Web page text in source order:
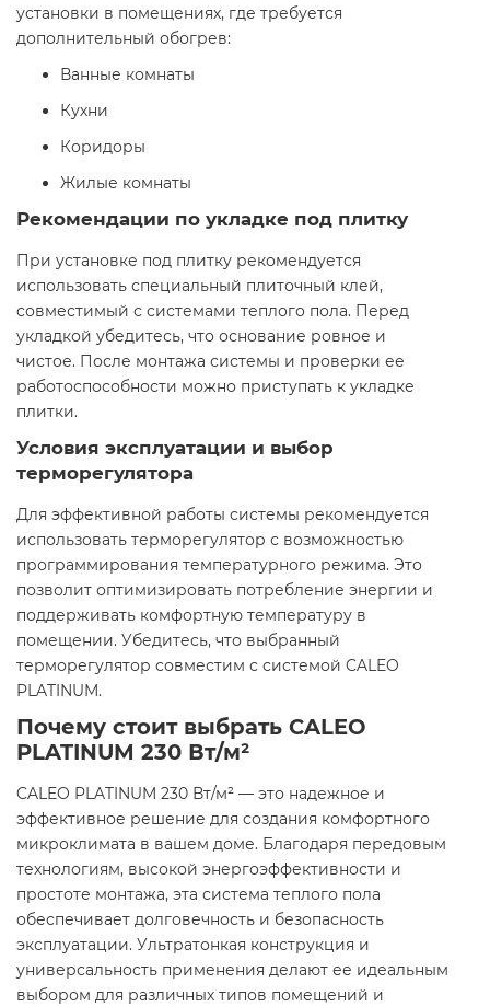
установки в помещениях, где требуется
дополнительный обогрев:​
Ванные комнаты
Кухни
Коридоры
Жилые комнаты​
Рекомендации по укладке под плитку
При установке под плитку рекомендуется
использовать специальный плиточный клей,
совместимый с системами теплого пола. Перед
укладкой убедитесь, что основание ровное и
чистое. После монтажа системы и проверки ее
работоспособности можно приступать к укладке
плитки.​
Условия эксплуатации и выбор
терморегулятора
Для эффективной работы системы рекомендуется
использовать терморегулятор с возможностью
программирования температурного режима. Это
позволит оптимизировать потребление энергии и
поддерживать комфортную температуру в
помещении. Убедитесь, что выбранный
терморегулятор совместим с системой CALEO
PLATINUM.​
Почему стоит выбрать CALEO
PLATINUM 230 Вт/м²
CALEO PLATINUM 230 Вт/м² — это надежное и
эффективное решение для создания комфортного
микроклимата в вашем доме. Благодаря передовым
технологиям, высокой энергоэффективности и
простоте монтажа, эта система теплого пола
обеспечивает долговечность и безопасность
эксплуатации. Ультратонкая конструкция и
универсальность применения делают ее идеальным
выбором для различных типов помещений и